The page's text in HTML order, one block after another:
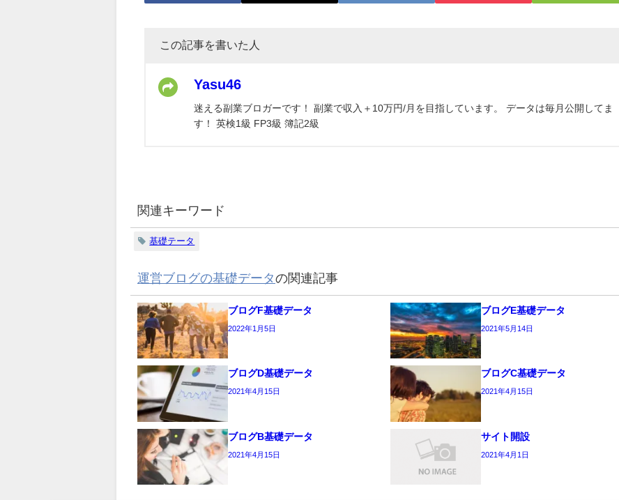
この記事を書いた人
Yasu46
迷える副業ブロガーです！ 副業で収入＋10万円/月を目指しています。 データは毎月公開してま
す！ 英検1級 FP3級 簿記2級
関連キーワード
基礎テータ
運営ブログの基礎データの関連記事
ブログF基礎データ
2022年1月5日
ブログE基礎データ
2021年5月14日
ブログD基礎データ
2021年4月15日
ブログC基礎データ
2021年4月15日
ブログB基礎データ
2021年4月15日
サイト開設
2021年4月1日